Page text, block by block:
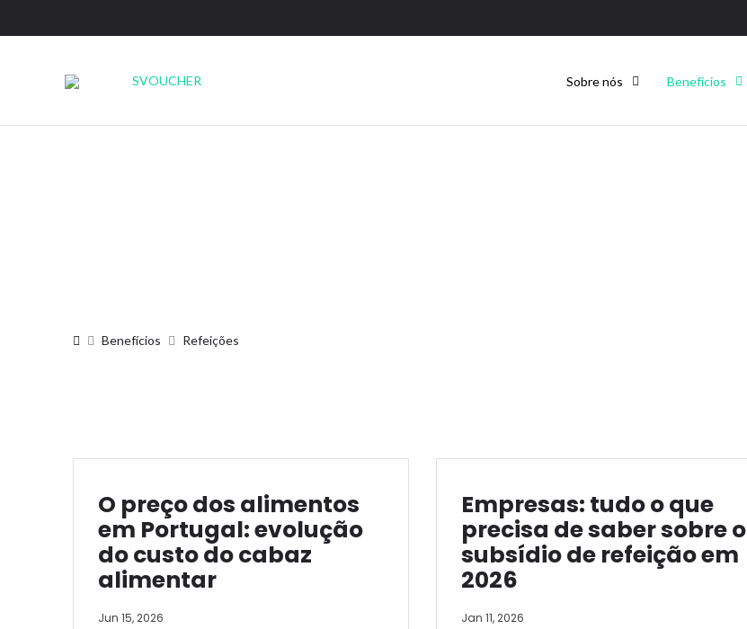
Sobre nós Benefícios
Página Inicial
Benefícios Refeições
O preço dos alimentos
em Portugal: evolução
do custo do cabaz
alimentar
Jun 15, 2026
Empresas: tudo o que
precisa de saber sobre o
subsídio de refeição em
2026
Jan 11, 2026